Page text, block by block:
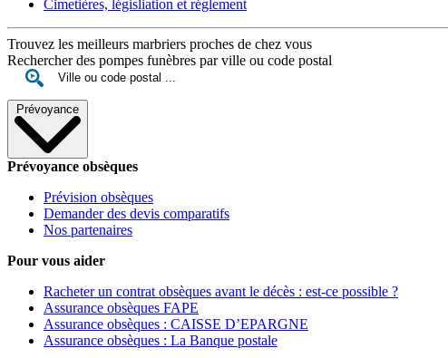
Cimetières, législiation et réglement
Trouvez les meilleurs marbriers proches de chez vous
Rechercher des pompes funèbres par ville ou code postal
Prévoyance
Prévoyance obsèques
Prévision obsèques
Demander des devis comparatifs
Nos partenaires
Pour vous aider
Racheter un contrat obsèques avant le décès : est-ce possible ?
Assurance obsèques FAPE
Assurance obsèques : CAISSE D’EPARGNE
Assurance obsèques : La Banque postale